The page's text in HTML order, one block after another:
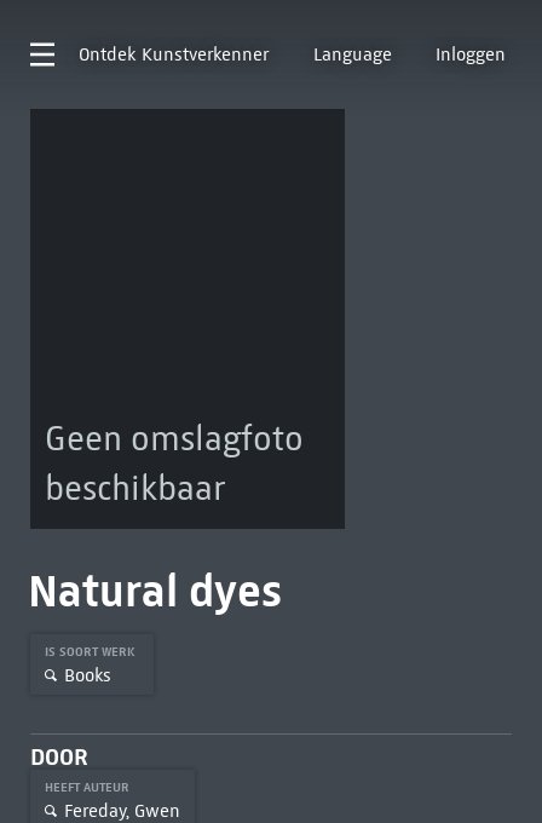
Ontdek Kunstverkenner Language Inloggen
Geen omslagfoto
beschikbaar
Natural dyes
IS SOORT WERK
Books
DOOR
HEEFT AUTEUR
Fereday, Gwen